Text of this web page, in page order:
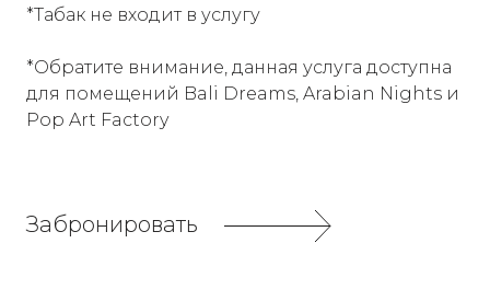
*Табак не входит в услугу
*Обратите внимание, данная услуга доступна
для помещений Bali Dreams, Arabian Nights и
Pop Art Factory
Забронировать